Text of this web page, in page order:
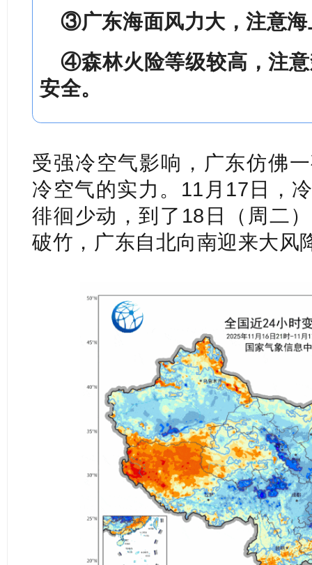
③广东海面风力大，注意
④森林火险等级较高，注
安全。
受强冷空气影响，广东仿佛
冷空气的实力。11月17日，
徘徊少动，到了18日（周二
破竹，广东自北向南迎来大风